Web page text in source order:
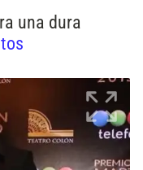
una dura